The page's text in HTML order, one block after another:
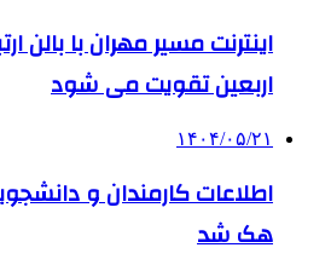
اینترنت مسیر مهران با بالن
اربعین تقویت می شود
۱۴۰۴/۰۵/۲۱
اطلاعات کارمندان و
هک شد